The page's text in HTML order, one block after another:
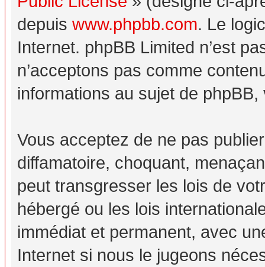
depuis www.phpbb.com. Le
Internet. phpBB Limited n’est
n’acceptons pas comme
informations au sujet de
Vous acceptez de ne pas
diffamatoire, choquant,
peut transgresser les lois de
hébergé ou les lois
immédiat et permanent, avec
Internet si nous le jugeons